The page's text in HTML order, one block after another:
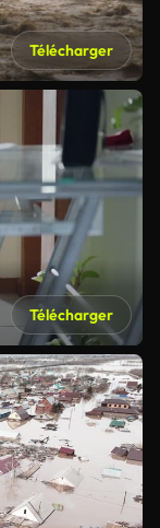
Télécharger
Télécharger